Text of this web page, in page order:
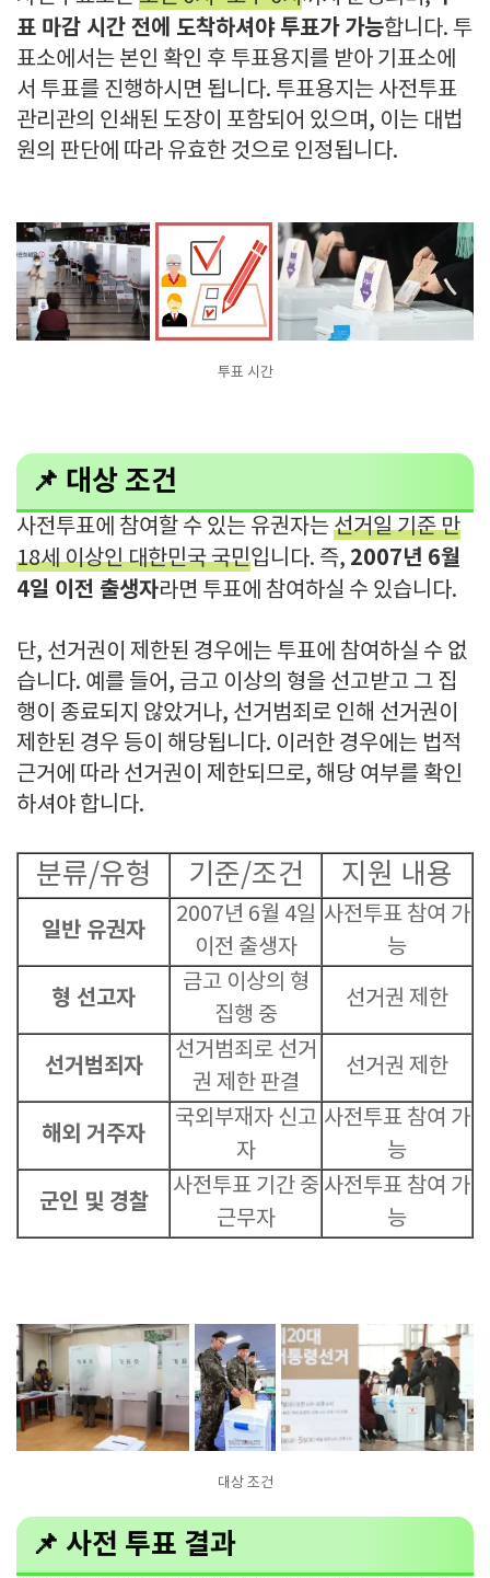
표 마감 시간 전에 도착하셔야 투표가 가능합니다. 투
표소에서는 본인 확인 후 투표용지를 받아 기표소에
서 투표를 진행하시면 됩니다. 투표용지는 사전투표
관리관의 인쇄된 도장이 포함되어 있으며, 이는 대법
원의 판단에 따라 유효한 것으로 인정됩니다.
투표 시간
📌 대상 조건
사전투표에 참여할 수 있는 유권자는선거일 기준 만
18세 이상인 대한민국 국민입니다. 즉, 2007년 6월
4일 이전 출생자라면 투표에 참여하실 수 있습니다.
단, 선거권이 제한된 경우에는 투표에 참여하실 수 없
습니다. 예를 들어, 금고 이상의 형을 선고받고 그 집
행이 종료되지 않았거나, 선거범죄로 인해 선거권이
제한된 경우 등이 해당됩니다. 이러한 경우에는 법적
근거에 따라 선거권이 제한되므로, 해당 여부를 확인
하셔야 합니다.
분류/유형 기준/조건 지원 내용
일반 유권자
2007년 6월 4일
이전 출생자
사전투표 참여 가
능
형 선고자
금고 이상의 형
집행 중
선거권 제한
선거범죄자
선거범죄로 선거
권 제한 판결
선거권 제한
해외 거주자
국외부재자 신고
자
사전투표 참여 가
능
군인 및 경찰
사전투표 기간 중
근무자
사전투표 참여 가
능
대상 조건
📌 사전 투표 결과